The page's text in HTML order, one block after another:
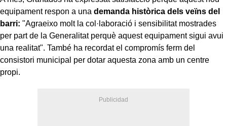
equipament respon a una demanda històrica dels veïns del
barri: "Agraeixo molt la col·laboració i sensibilitat mostrades
per part de la Generalitat perquè aquest equipament sigui avui
una realitat". També ha recordat el compromís ferm del
consistori municipal per dotar aquesta zona amb un centre
propi.